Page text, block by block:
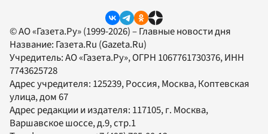
© АО «Газета.Ру» (1999-2026) – Главные новости дня
Название: Газета.Ru (Gazeta.Ru)
Учредитель:АО «Газета.Ру», ОГРН 1067761730376, ИНН
7743625728
Адрес учредителя: 125239, Россия, Москва, Коптевская
улица, дом 67
Адрес редакции и издателя: 117105, г. Москва,
Варшавское шоссе, д.9, стр.1